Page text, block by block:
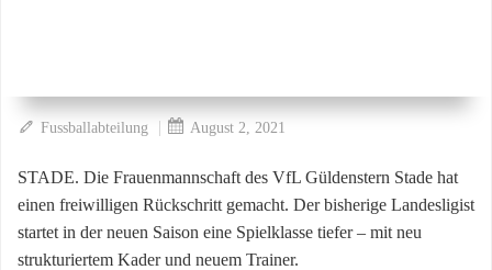
Fussballabteilung | August 2, 2021
STADE. Die Frauenmannschaft des VfL Güldenstern Stade hat
einen freiwilligen Rückschritt gemacht. Der bisherige Landesligist
startet in der neuen Saison eine Spielklasse tiefer – mit neu
strukturiertem Kader und neuem Trainer.